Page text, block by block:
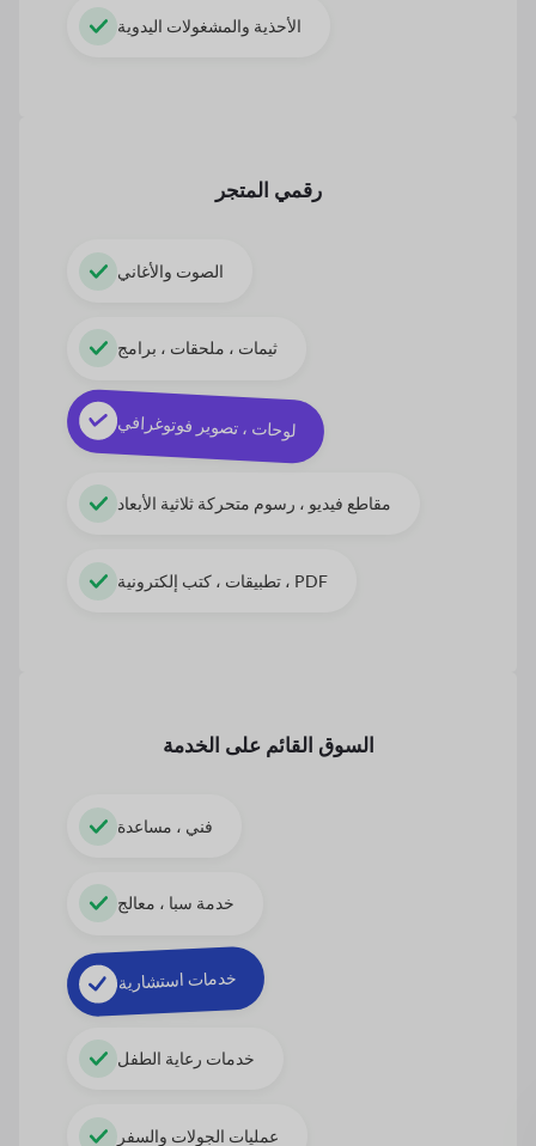
الأحذية والمشغولات اليدوية
رقمي المتجر
الصوت والأغاني
ثيمات ، ملحقات ، برامج
لوحات ، تصوير فوتوغرافي
مقاطع فيديو ، رسوم متحركة ثلاثية الأبعاد
تطبيقات ، كتب إلكترونية ، PDF
السوق القائم على الخدمة
فني ، مساعدة
خدمة سبا ، معالج
خدمات استشارية
خدمات رعاية الطفل
عمليات الجولات والسفر